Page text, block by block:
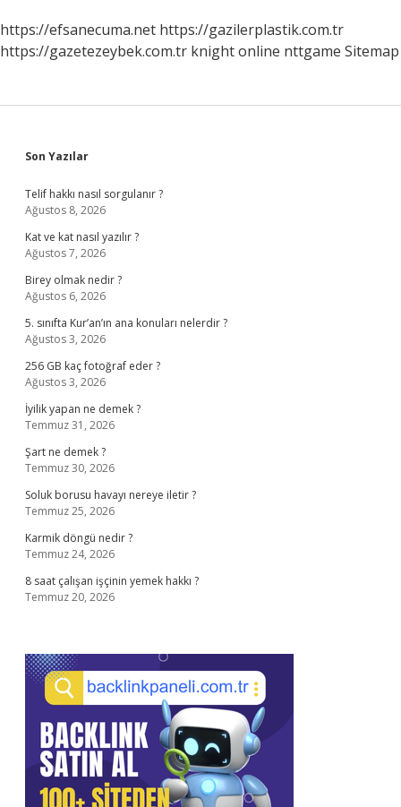
https://efsanecuma.net https://gazilerplastik.com.tr
https://gazetezeybek.com.tr knight online nttgame Sitemap
Sidebar
Son Yazılar
Telif hakkı nasıl sorgulanır ?
Ağustos 8, 2026
Kat ve kat nasıl yazılır ?
Ağustos 7, 2026
Birey olmak nedir ?
Ağustos 6, 2026
5. sınıfta Kur’an’ın ana konuları nelerdir ?
Ağustos 3, 2026
256 GB kaç fotoğraf eder ?
Ağustos 3, 2026
İyilik yapan ne demek ?
Temmuz 31, 2026
Şart ne demek ?
Temmuz 30, 2026
Soluk borusu havayı nereye iletir ?
Temmuz 25, 2026
Karmik döngü nedir ?
Temmuz 24, 2026
8 saat çalışan işçinin yemek hakkı ?
Temmuz 20, 2026